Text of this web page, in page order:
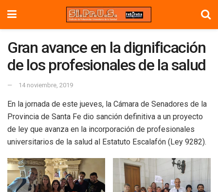
Gran avance en la dignificación
de los profesionales de la salud
14 noviembre, 2019
En la jornada de este jueves, la Cámara de Senadores de la
Provincia de Santa Fe dio sanción definitiva a un proyecto
de ley que avanza en la incorporación de profesionales
universitarios de la salud al Estatuto Escalafón (Ley 9282).